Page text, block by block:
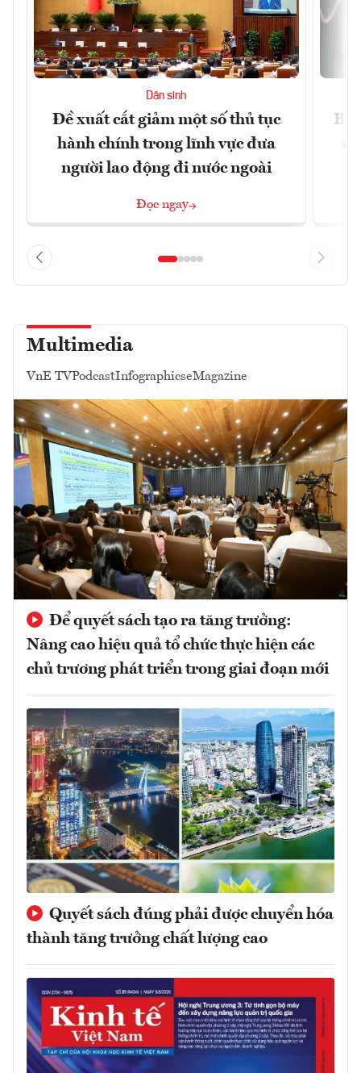
Dân sinh
Đề xuất cắt giảm một số thủ tục
hành chính trong lĩnh vực đưa
người lao động đi nước ngoài
Đọc ngay
Bộ
Multimedia
VnE TVPodcastInfographicseMagazine
Để quyết sách tạo ra tăng trưởng:
Nâng cao hiệu quả tổ chức thực hiện các
chủ trương phát triển trong giai đoạn mới
Quyết sách đúng phải được chuyển hóa
thành tăng trưởng chất lượng cao